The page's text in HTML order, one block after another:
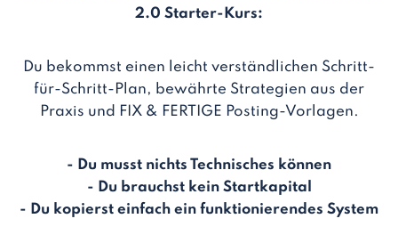
2.0 Starter-Kurs:
Du bekommst einen leicht verständlichen Schritt-
für-Schritt-Plan, bewährte Strategien aus der
Praxis und FIX & FERTIGE Posting-Vorlagen.
- Du musst nichts Technisches können
- Du brauchst kein Startkapital
- Du kopierst einfach ein funktionierendes System